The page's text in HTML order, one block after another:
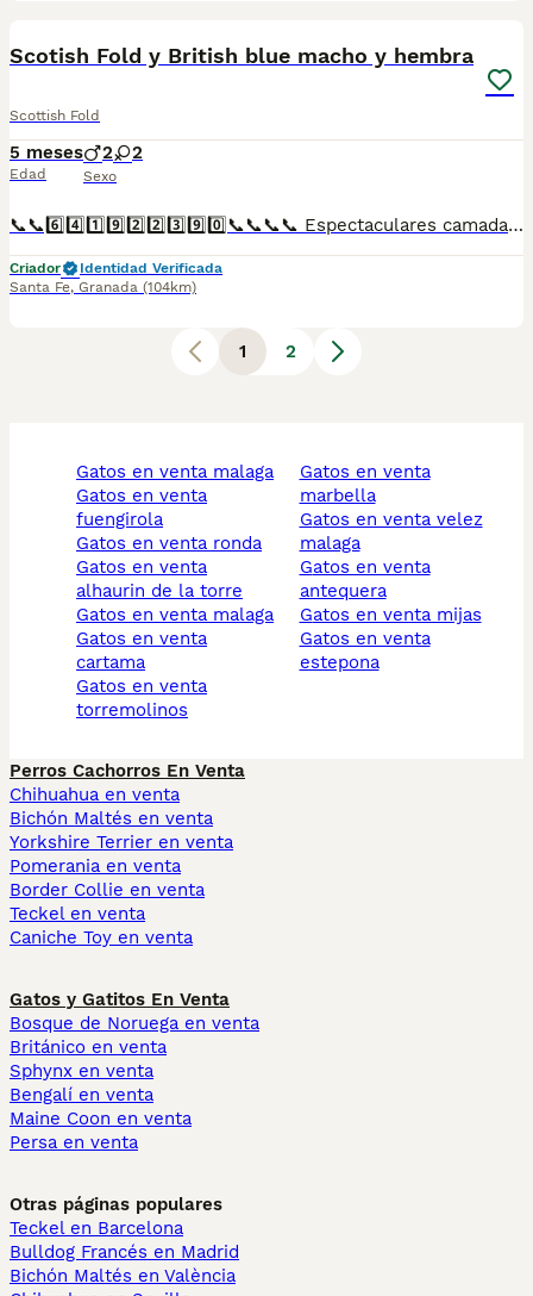
Scotish Fold y British blue macho y hembra
Scottish Fold
5 meses
Edad
2 2
Sexo
📞📞6️⃣4️⃣1️⃣9️⃣2️⃣2️⃣3️⃣9️⃣0️⃣📞📞📞📞 Espectaculares camadas de perritos de Scotish Fold y British blue descendientes de las mejores líneas de sangre. Disponibles tanto hembras como machos. Las camadas están bajo supervisión veterinaria desde su nacimiento hasta que son entregadas a su nueva familia. Criados por un equipo de profesionales y mejores personas que, con más de 20 años de experiencia , cuidan a los animales por vocación, aplicando una cría ética y responsable para que cada cachorro se desarrolle con la mejor salud y con un buen temperamento. Todos los cachorritos se entregan con unos dos meses y medio de edad y sus vacunas correspondientes, desparasitados interna y externamente, con certificado de salud, y garantía tanto por enfermedad vírica como congénito genética. Posibilidad de entregar en toda España mediante transporte propio preparado para animales y con chofer privado. Los precios pueden variar según las características y morfología de cada cachorro. Añádenos al whats app o llámanos, y encantados atenderemos todas tus dudas y consultas. Teléfono / Whats app: 641 92 23 90
Criador
Identidad Verificada
Santa Fe, Granada (104km)
1 2
gatos en venta malaga
gatos en venta
fuengirola
gatos en venta ronda
gatos en venta
alhaurin de la torre
gatos en venta malaga
gatos en venta
cartama
gatos en venta
torremolinos
gatos en venta
marbella
gatos en venta velez
malaga
gatos en venta
antequera
gatos en venta mijas
gatos en venta
estepona
Perros Cachorros En Venta
Chihuahua en venta
Bichón Maltés en venta
Yorkshire Terrier en venta
Pomerania en venta
Border Collie en venta
Teckel en venta
Caniche Toy en venta
Gatos y Gatitos En Venta
Bosque de Noruega en venta
Británico en venta
Sphynx en venta
Bengalí en venta
Maine Coon en venta
Persa en venta
Otras páginas populares
Teckel en Barcelona
Bulldog Francés en Madrid
Bichón Maltés en València